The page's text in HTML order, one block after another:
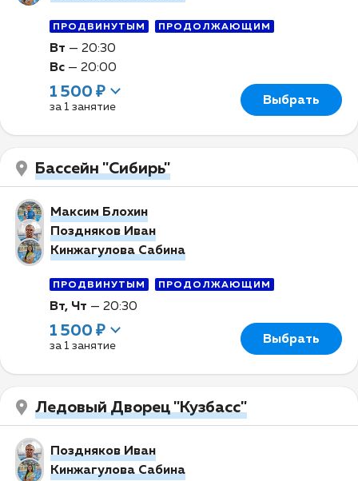
ПРОДВИНУТЫМ ПРОДОЛЖАЮЩИМ
Вт — 20:30
Вс — 20:00
1 500 ₽
за 1 занятие Выбрать
Бассейн "Сибирь"
Максим Блохин
Поздняков Иван
Кинжагулова Сабина
ПРОДВИНУТЫМ ПРОДОЛЖАЮЩИМ
Вт, Чт — 20:30
1 500 ₽
за 1 занятие Выбрать
Ледовый Дворец "Кузбасс"
Поздняков Иван
Кинжагулова Сабина